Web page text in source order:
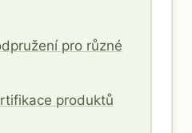
pro různé
produktů